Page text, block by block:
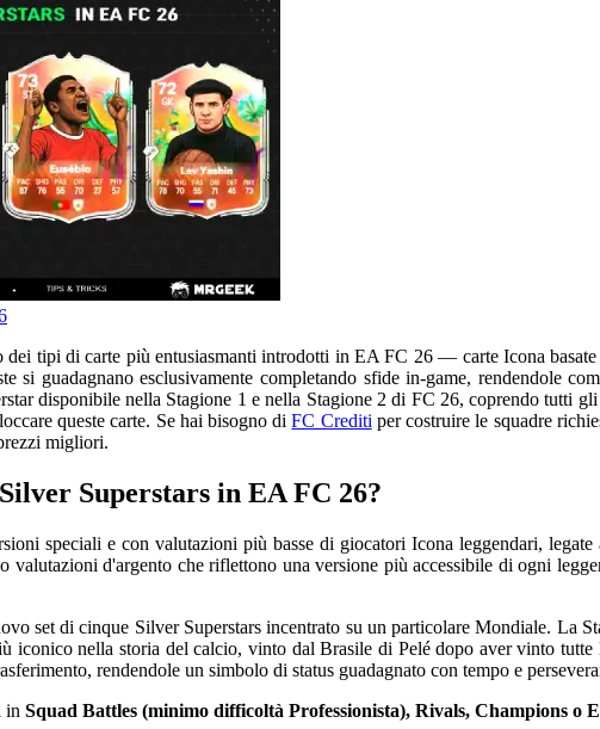
dei tipi di carte più entusiasmanti introdotti in EA FC 26 — carte Icona
si guadagnano esclusivamente completando sfide in-game, rendendole
disponibile nella Stagione 1 e nella Stagione 2 di FC 26, coprendo tutti
queste carte. Se hai bisogno diFC Crediti per costruire le squadre
migliori.
Superstars in EA FC 26?
speciali e con valutazioni più basse di giocatori Icona leggendari,
valutazioni d'argento che riflettono una versione più accessibile di ogni
set di cinque Silver Superstars incentrato su un particolare Mondiale. La
nella storia del calcio, vinto dal Brasile di Pelé dopo aver vinto tutte
rendendole un simbolo di status guadagnato con tempo e
in Squad Battles (minimo difficoltà Professionista), Rivals, Champions o